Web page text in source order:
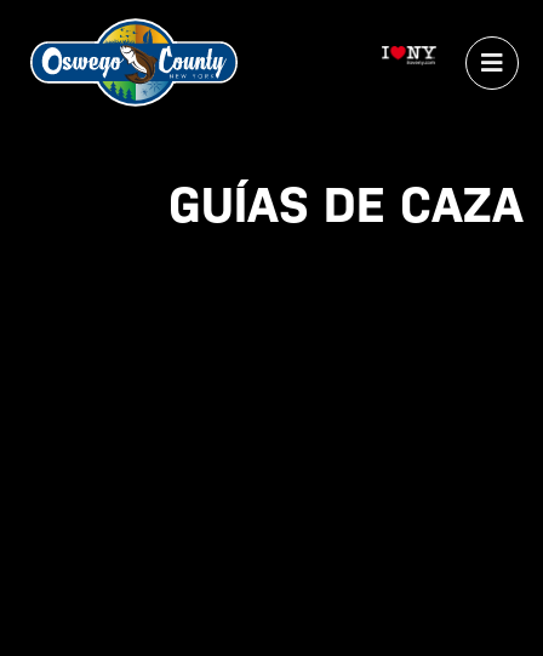
GUÍAS DE CAZA